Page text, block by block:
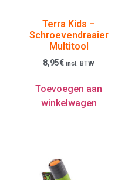
Terra Kids –
Schroevendraaier
Multitool
8,95€ incl. BTW
Toevoegen aan
winkelwagen